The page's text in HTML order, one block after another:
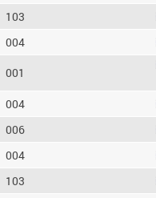
103
004
001
004
006
004
103